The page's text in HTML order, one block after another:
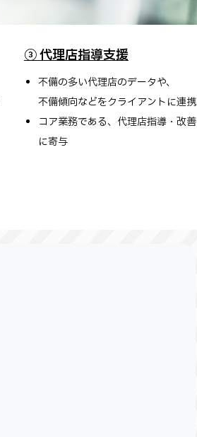
③ 代理店指導支援
不備の多い代理店のデータや、
不備傾向などをクライアントに連携
コア業務である、代理店指導・改善
に寄与